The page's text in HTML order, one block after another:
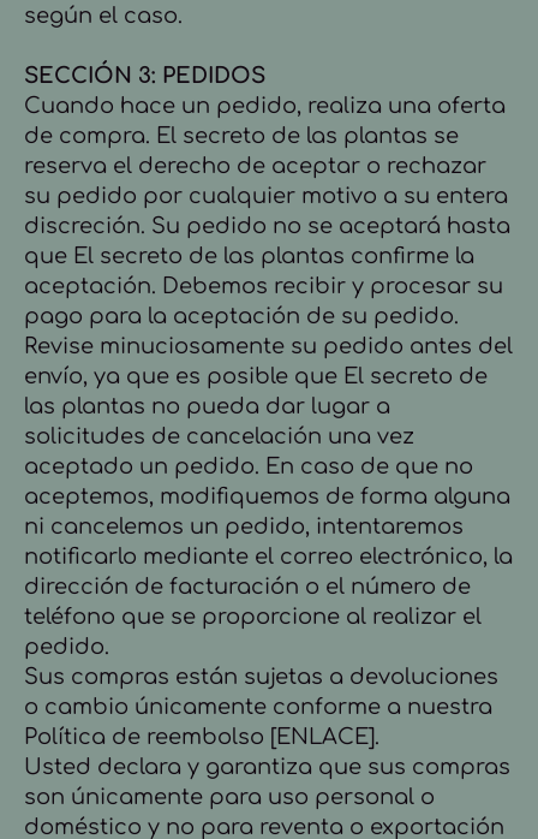
según el caso.
SECCIÓN 3: PEDIDOS
Cuando hace un pedido, realiza una oferta
de compra. El secreto de las plantas se
reserva el derecho de aceptar o rechazar
su pedido por cualquier motivo a su entera
discreción. Su pedido no se aceptará hasta
que El secreto de las plantas confirme la
aceptación. Debemos recibir y procesar su
pago para la aceptación de su pedido.
Revise minuciosamente su pedido antes del
envío, ya que es posible que El secreto de
las plantas no pueda dar lugar a
solicitudes de cancelación una vez
aceptado un pedido. En caso de que no
aceptemos, modifiquemos de forma alguna
ni cancelemos un pedido, intentaremos
notificarlo mediante el correo electrónico, la
dirección de facturación o el número de
teléfono que se proporcione al realizar el
pedido.
Sus compras están sujetas a devoluciones
o cambio únicamente conforme a nuestra
Política de reembolso [ENLACE].
Usted declara y garantiza que sus compras
son únicamente para uso personal o
doméstico y no para reventa o exportación